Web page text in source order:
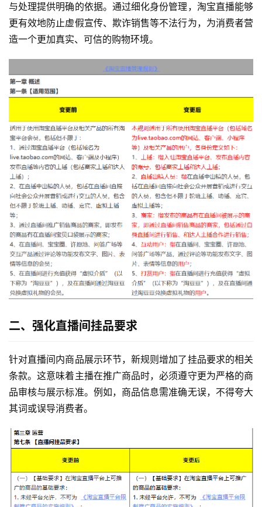
与处理提供明确的依据。通过细化身份管理，淘宝直播能够
更有效地防止虚假宣传、欺诈销售等不法行为，为消费者营
造一个更加真实、可信的购物环境。
二、强化直播间挂品要求
针对直播间内商品展示环节，新规则增加了挂品要求的相关
条款。这意味着主播在推广商品时，必须遵守更为严格的商
品审核与展示标准。例如，商品信息需准确无误，不得夸大
其词或误导消费者。